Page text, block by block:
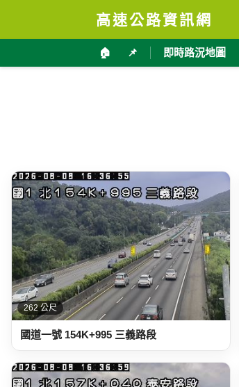
高速公路資訊網
🏠 📌 即時路況地圖
262 公尺
國道一號 154K+995 三義路段